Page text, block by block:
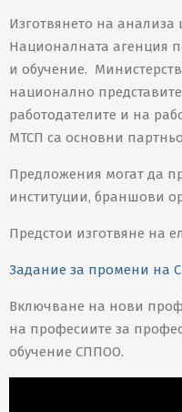
Изготвянето на
Националната агенция
и обучение.
национално
работодателите и на
МТСП са основни
Предложения могат да
институции, браншови
Предстои изготвяне на
Задание за промени на
Включване на нови
на професиите за
обучение СППОО.